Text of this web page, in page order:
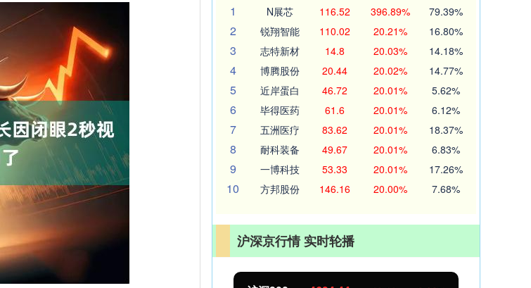
1
N展芯 116.52 396.89% 79.39%
2 锐翔智能 110.02 20.21% 16.80%
3 志特新材 14.8 20.03% 14.18%
4 博腾股份 20.44 20.02% 14.77%
5 近岸蛋白 46.72 20.01% 5.62%
6 毕得医药 61.6 20.01% 6.12%
7 五洲医疗 83.62 20.01% 18.37%
8 耐科装备 49.67 20.01% 6.83%
9 一博科技 53.33 20.01% 17.26%
10 方邦股份 146.16 20.00% 7.68%
沪深京行情 实时轮播